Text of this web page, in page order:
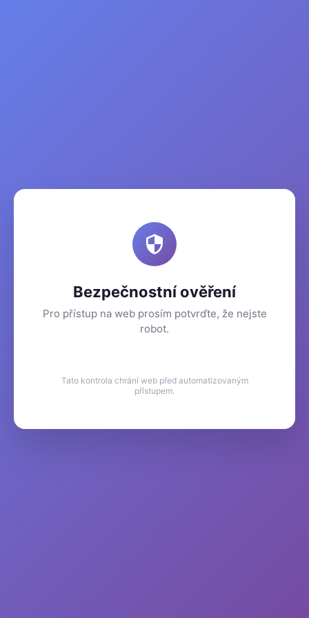
Bezpečnostní ověření
Pro přístup na web prosím potvrďte, že nejste
robot.
Tato kontrola chrání web před automatizovaným
přístupem.